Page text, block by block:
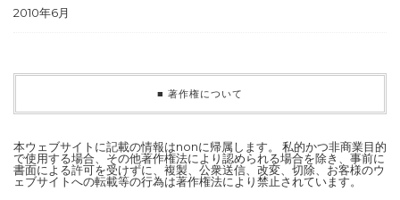
2010年6月
■ 著作権について
本ウェブサイトに記載の情報はnonに帰属します。 私的かつ非商業目的
で使用する場合、その他著作権法により認められる場合を除き、事前に
書面による許可を受けずに、複製、公衆送信、改変、切除、お客様のウ
ェブサイトへの転載等の行為は著作権法により禁止されています。